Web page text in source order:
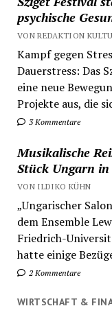
psychische
VON REDAKTION
Kampf gegen
Dauerstress: Das
eine neue
Projekte aus, die
3 Kommentare
Musikalische
Stück Ungarn in
VON ILDIKO KÜHN
„Ungarischer
dem Ensemble
Friedrich-
hatte einige
2 Kommentare
WIRTSCHAFT &